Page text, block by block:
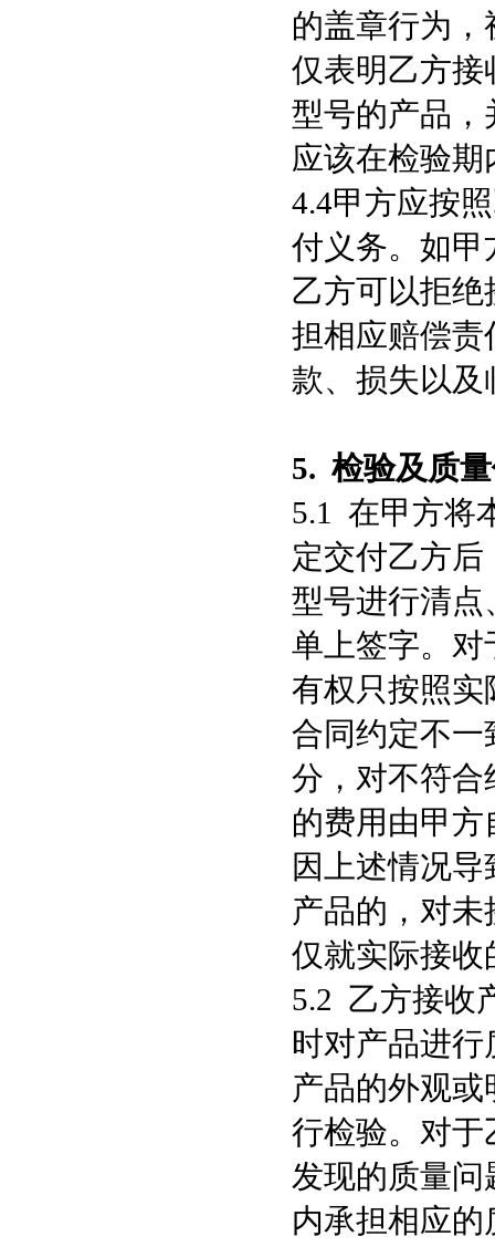
的盖章行为
仅表明乙方接
型号的产品，
应该在检验期
4.4甲方应按
付义务。如甲
乙方可以拒
担相应赔偿责
款、损失以
5.检验及质
5.1 在甲方将
定交付乙方
型号进行清点
单上签字。对
有权只按照实
合同约定不一
分，对不符合
的费用由甲方
因上述情况
产品的，对
仅就实际接收
5.2 乙方接收
时对产品进
产品的外观
行检验。对于
发现的质量
内承担相应